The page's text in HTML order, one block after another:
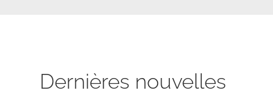
Dernières nouvelles